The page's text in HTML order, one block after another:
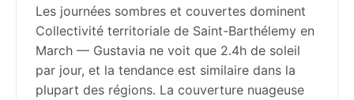
Les journées sombres et couvertes dominent
Collectivité territoriale de Saint-Barthélemy en
March — Gustavia ne voit que 2.4h de soleil
par jour, et la tendance est similaire dans la
plupart des régions. La couverture nuageuse